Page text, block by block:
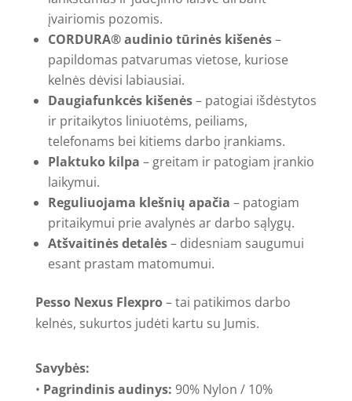
įvairiomis pozomis.
CORDURA® audinio tūrinės kišenės–
papildomas patvarumas vietose, kuriose
kelnės dėvisi labiausiai.
Daugiafunkcės kišenės– patogiai išdėstytos
ir pritaikytos liniuotėms, peiliams,
telefonams bei kitiems darbo įrankiams.
Plaktuko kilpa – greitam ir patogiam įrankio
laikymui.
Reguliuojama klešnių apačia – patogiam
pritaikymui prie avalynės ar darbo sąlygų.
Atšvaitinės detalės– didesniam saugumui
esant prastam matomumui.
Pesso Nexus Flexpro– tai patikimos darbo
kelnės, sukurtos judėti kartu su Jumis.
Savybės:
• Pagrindinis audinys: 90% Nylon / 10%